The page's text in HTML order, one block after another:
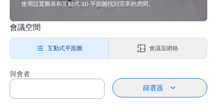
使用設置圖表和互動式 3D 平面圖找到完美的房間。
會議空間
互動式平面圖 會議室網格
與會者
篩選器